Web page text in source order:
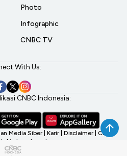
Photo
Infographic
CNBC TV
With Us:
CNBC Indonesia:
Media Siber Karir Disclaimer CNBC
My Investment
A Transmedia Company